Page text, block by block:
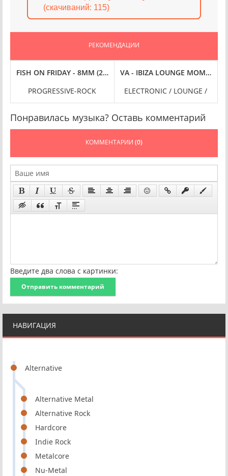
НАВИГАЦИЯ
Alternative
Alternative Metal
Alternative Rock
Hardcore
Indie Rock
Metalcore
Nu-Metal
(cкачиваний: 115)
РЕКОМЕНДАЦИИ
(2023) FLAC
FISH ON FRIDAY - 8MM (2023) FLAC
PROGRESSIVE-ROCK
VA - IBIZA LOUNGE
ELECTRONIC / LOUNGE /
Понравилась музыка? Оставь комментарий
КОММЕНТАРИИ (0)
Введите два слова с картинки:
Отправить комментарий